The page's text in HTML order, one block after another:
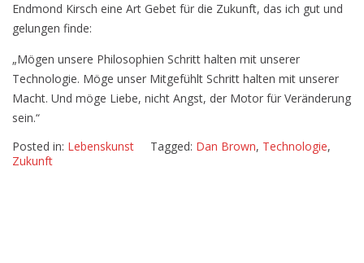
die
Endmond Kirsch eine Art Gebet für die Zukunft, das ich gut und
gelungen finde:
„Mögen unsere Philosophien Schritt halten mit unserer
Technologie. Möge unser Mitgefühlt Schritt halten mit unserer
Macht. Und möge Liebe, nicht Angst, der Motor für Veränderung
sein.“
Posted in: Lebenskunst Tagged: Dan Brown, Technologie,
Zukunft